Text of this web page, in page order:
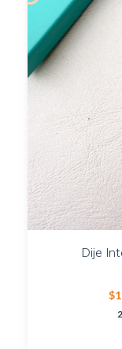
Dije
2